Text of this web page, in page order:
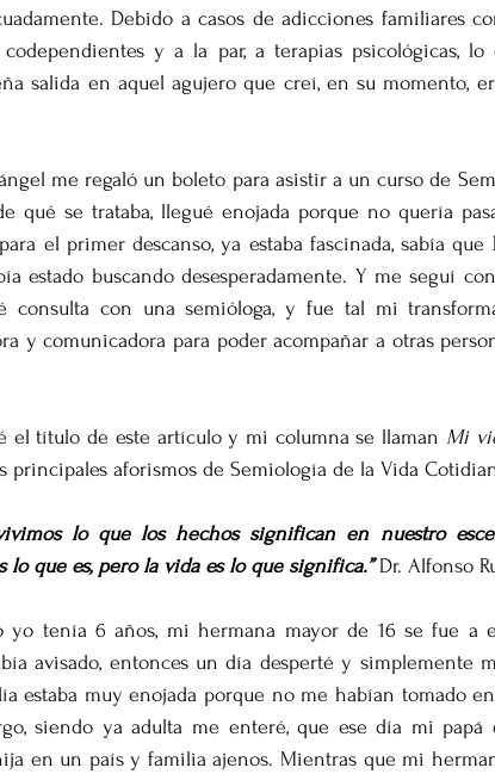
Debido a casos de adicciones familiares
codependientes y a la par, a terapias psicológicas,
salida en aquel agujero que creí, en su momento,
me regaló un boleto para asistir a un curso de
qué se trataba, llegué enojada porque no quería
el primer descanso, ya estaba fascinada, sabía que
estado buscando desesperadamente. Y me seguí
consulta con una semióloga, y fue tal mi
y comunicadora para poder acompañar a otras
el título de este artículo y mi columna se llaman Mi
principales aforismos de Semiología de la Vida
lo que los hechos significan en nuestro
lo que es, pero la vida es lo que significa.” Dr. Alfonso
yo tenía 6 años, mi hermana mayor de 16 se fue a
avisado, entonces un día desperté y simplemente
estaba muy enojada porque no me habían tomado
siendo ya adulta me enteré, que ese día mi papá
en un país y familia ajenos. Mientras que mi